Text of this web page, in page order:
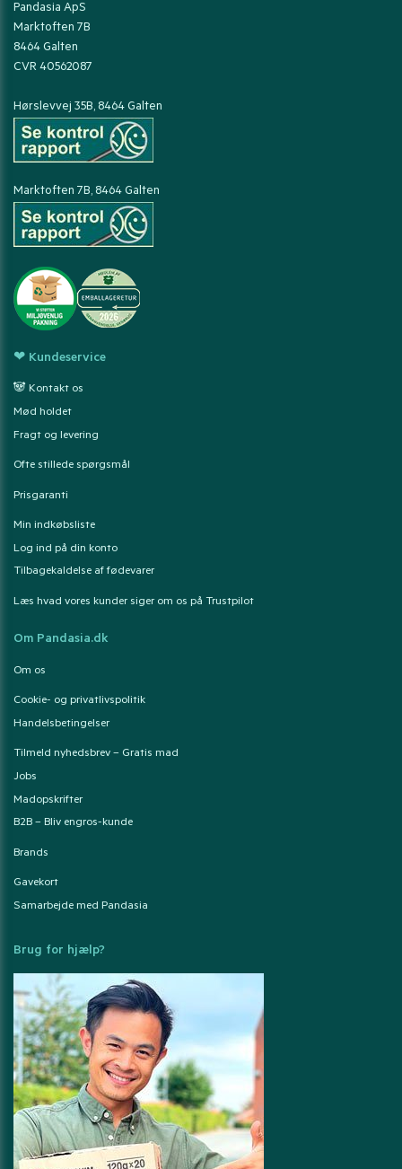
Pandasia ApS
Marktoften 7B
8464 Galten
CVR 40562087
Hørslevvej 35B, 8464 Galten
Marktoften 7B, 8464 Galten
❤ Kundeservice
🐼 Kontakt os
Mød holdet
Fragt og levering
Ofte stillede spørgsmål
Prisgaranti
Min indkøbsliste
Log ind på din konto
Tilbagekaldelse af fødevarer
Læs hvad vores kunder siger om os på Trustpilot
Om Pandasia.dk
Om os
Cookie- og privatlivspolitik
Handelsbetingelser
Tilmeld nyhedsbrev – Gratis mad
Jobs
Madopskrifter
B2B – Bliv engros-kunde
Brands
Gavekort
Samarbejde med Pandasia
Brug for hjælp?